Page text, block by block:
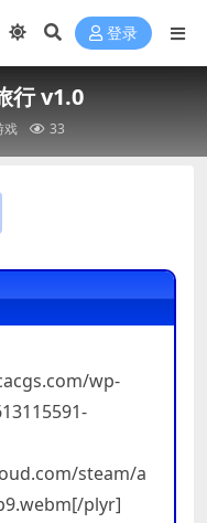
登录
行 v1.0
戏 33
wp-
steam/a
plyr]